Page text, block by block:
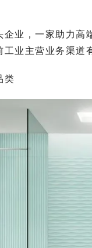
业，一家助力
业主营业务渠
类